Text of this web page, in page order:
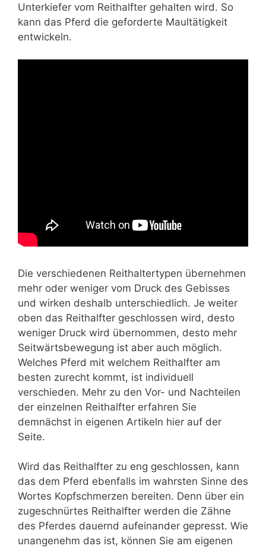
Unterkiefer vom Reithalfter gehalten wird. So
kann das Pferd die geforderte Maultätigkeit
entwickeln.
Die verschiedenen Reithaltertypen übernehmen
mehr oder weniger vom Druck des Gebisses
und wirken deshalb unterschiedlich. Je weiter
oben das Reithalfter geschlossen wird, desto
weniger Druck wird übernommen, desto mehr
Seitwärtsbewegung ist aber auch möglich.
Welches Pferd mit welchem Reithalfter am
besten zurecht kommt, ist individuell
verschieden. Mehr zu den Vor- und Nachteilen
der einzelnen Reithalfter erfahren Sie
demnächst in eigenen Artikeln hier auf der
Seite.
Wird das Reithalfter zu eng geschlossen, kann
das dem Pferd ebenfalls im wahrsten Sinne des
Wortes Kopfschmerzen bereiten. Denn über ein
zugeschnürtes Reithalfter werden die Zähne
des Pferdes dauernd aufeinander gepresst. Wie
unangenehm das ist, können Sie am eigenen